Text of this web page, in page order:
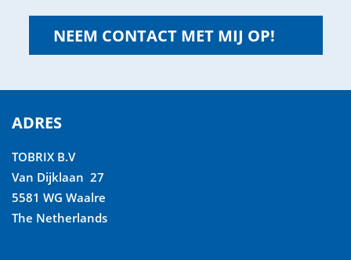
NEEM CONTACT MET MIJ OP!
ADRES
TOBRIX B.V
Van Dijklaan 27
5581 WG Waalre
The Netherlands